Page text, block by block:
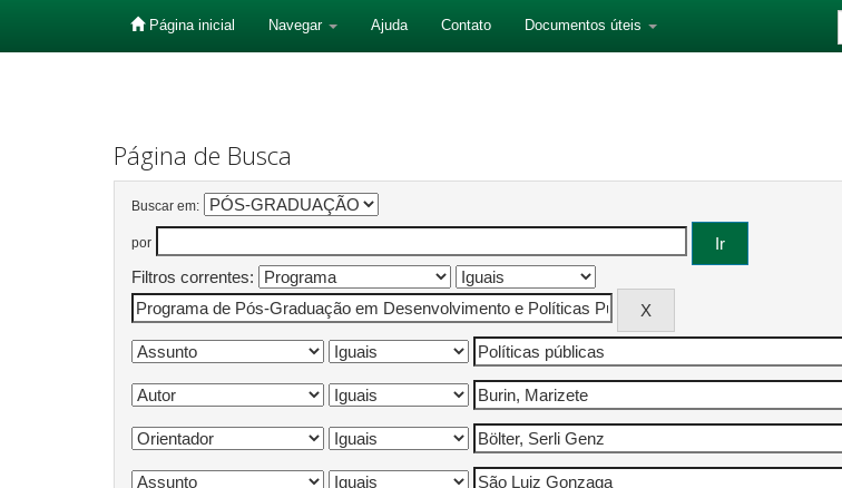
Página inicial Navegar Ajuda Contato Documentos úteis
Página de Busca
Buscar em:
por
Filtros correntes: